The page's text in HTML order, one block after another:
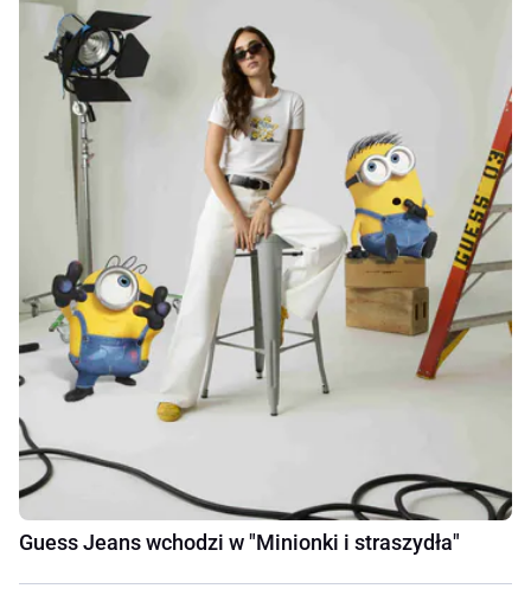
Guess Jeans wchodzi w "Minionki i straszydła"